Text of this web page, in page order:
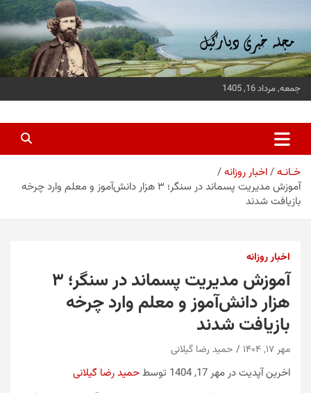
بروید
جمعه, مرداد 16, 1405
پایگاه خبری دیارگیل
جدیدترین اخبار استان گیلان
خـانـه
اخبار روزانه
آموزش مدیریت پسماند در سنگر؛ ۳ هزار دانش‌آموز و معلم وارد چرخه
بازیافت شدند
اخبار روزانه
آموزش مدیریت پسماند در سنگر؛ ۳
هزار دانش‌آموز و معلم وارد چرخه
بازیافت شدند
مهر ۱۷, ۱۴۰۴ حمید رضا گیلانی
اخرین آپدیت در مهر 17, 1404 توسط
حمید رضا گیلانی